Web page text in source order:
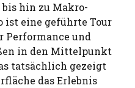
hin zu Makro-
ist eine geführte Tour
Performance und
in den Mittelpunkt
tatsächlich gezeigt
das Erlebnis